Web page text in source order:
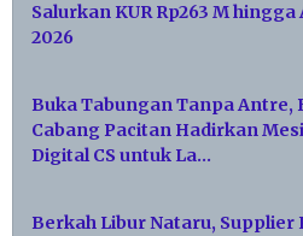
Salurkan KUR Rp263 M hingga
2026
Buka Tabungan Tanpa Antre,
Cabang Pacitan Hadirkan
Digital CS untuk La…
Berkah Libur Nataru, Supplier